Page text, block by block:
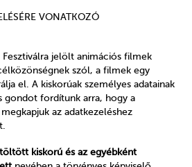
VONATKOZÓ
jelölt animációs filmek
szól, a filmek egy
el. A kiskorúak személyes adatainak
gondot fordítunk arra, hogy a
az adatkezeléshez
kiskorú és az egyébként